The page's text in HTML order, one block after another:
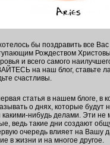
бы поздравить все
Рождеством
и всего самого
на наш блог, ставьте
счастливы.
статья в нашем блоге, в
о днях, которые будут
какими-нибудь делами. Эти
ведь такие дни создают
очередь влияет на Вашу
в жизни и на многое другое.